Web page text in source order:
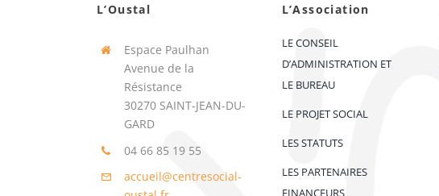
L’Oustal
Espace Paulhan
Avenue de la
Résistance
30270 SAINT-JEAN-DU-
GARD
04 66 85 19 55
accueil@centresocial-
L’Association
LE CONSEIL
D’ADMINISTRATION ET
LE BUREAU
LE PROJET SOCIAL
LES STATUTS
LES PARTENAIRES
FINANCEURS